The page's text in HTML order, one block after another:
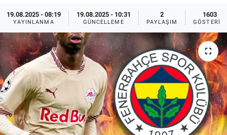
19.08.2025 - 08:19
YAYINLANMA
19.08.2025 - 10:31
GÜNCELLEME
2
PAYLAŞIM
1603
GÖSTERIM
Eğitim
Eğlence
Ekonomi
Forum
Gerçeğin İzinde